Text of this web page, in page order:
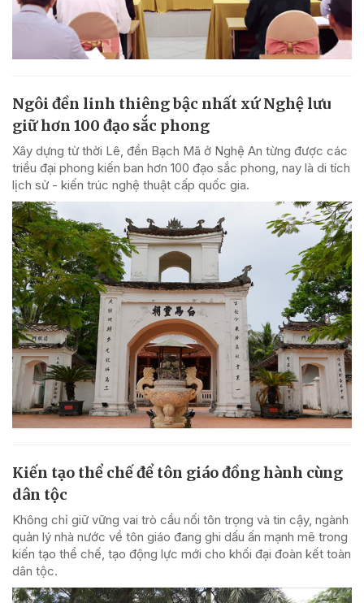
Ngôi đền linh thiêng bậc nhất xứ Nghệ lưu
giữ hơn 100 đạo sắc phong
Xây dựng từ thời Lê, đền Bạch Mã ở Nghệ An từng được các
triều đại phong kiến ban hơn 100 đạo sắc phong, nay là di tích
lịch sử - kiến trúc nghệ thuật cấp quốc gia.
Kiến tạo thể chế để tôn giáo đồng hành cùng
dân tộc
Không chỉ giữ vững vai trò cầu nối tôn trọng và tin cậy, ngành
quản lý nhà nước về tôn giáo đang ghi dấu ấn mạnh mẽ trong
kiến tạo thể chế, tạo động lực mới cho khối đại đoàn kết toàn
dân tộc.